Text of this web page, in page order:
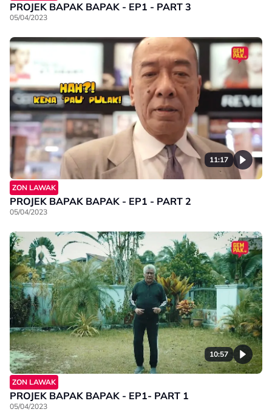
PROJEK BAPAK BAPAK - EP1 - PART 3
05/04/2023
11:17
ZON LAWAK
PROJEK BAPAK BAPAK - EP1 - PART 2
05/04/2023
10:57
ZON LAWAK
PROJEK BAPAK BAPAK - EP1- PART 1
05/04/2023